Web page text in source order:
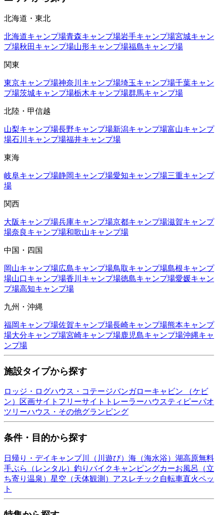
北海道・東北
北海道キャンプ場青森キャンプ場岩手キャンプ場宮城キャン
プ場秋田 キャンプ場山形キャンプ場福島キャンプ場
関東
東京キャンプ場神奈川 キャンプ場埼玉キャンプ場千葉キャン
プ場茨城キャンプ場栃木キャンプ場群馬キャンプ場
北陸・甲信越
山梨キャンプ場長野キャンプ場新潟キャンプ場富山キャンプ
場石川 キャンプ場福井キャンプ場
東海
岐阜キャンプ場静岡キャンプ場愛知キャンプ場三重キャンプ
場
関西
大阪キャンプ場兵庫キャンプ場京都キャンプ場滋賀キャンプ
場奈良 キャンプ場和歌山キャンプ場
中国・四国
岡山キャンプ場広島キャンプ場鳥取キャンプ場島根キャンプ
場山口キャンプ場香川 キャンプ場徳島キャンプ場愛媛キャン
プ場高知キャンプ場
九州・沖縄
福岡キャンプ場佐賀キャンプ場長崎キャンプ場熊本キャンプ
場大分キャンプ場宮崎キャンプ場鹿児島キャンプ場沖縄キャ
ンプ場
施設タイプから探す
ロッジ・ログハウス・コテージバンガローキャビン （ケビ
ン）
区画サイト フリーサイト トレーラーハウスティピーパオ
ツリーハウス・その他グランピング
条件・目的から探す
日帰り・デイキャンプ川（川遊び） 海（海水浴） 湖高原無料
手ぶら（レンタル） 釣り バイクキャンピングカーお風呂（立
ち寄り温泉） 星空（天体観測） アスレチック 自転車直火ペッ
ト